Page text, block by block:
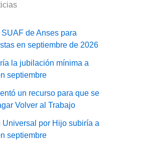
de Anses para
en septiembre de 2026
la jubilación mínima a
septiembre
un recurso para que se
Volver al Trabajo
por Hijo subiría a
septiembre